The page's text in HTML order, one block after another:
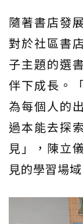
隨著書店發
對於社區書
子主題的選
伴下成長。
為每個人的
過本能去探
見」，陳立
見的學習場域